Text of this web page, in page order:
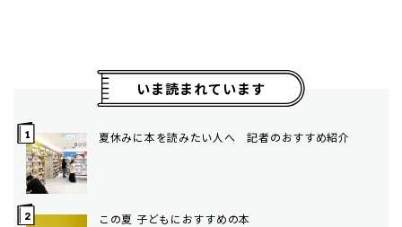
いま読まれています
夏休みに本を読みたい人へ 記者のおすすめ紹介
この夏 子どもにおすすめの本